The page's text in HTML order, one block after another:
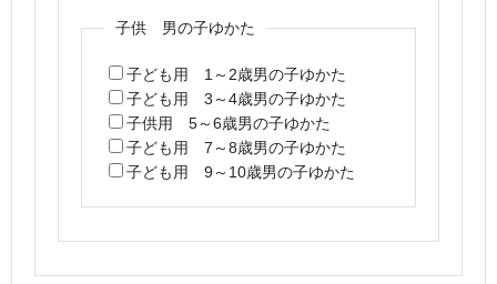
子供 男の子ゆかた
子ども用 1～2歳男の子ゆかた
子ども用 3～4歳男の子ゆかた
子供用 5～6歳男の子ゆかた
子ども用 7～8歳男の子ゆかた
子ども用 9～10歳男の子ゆかた